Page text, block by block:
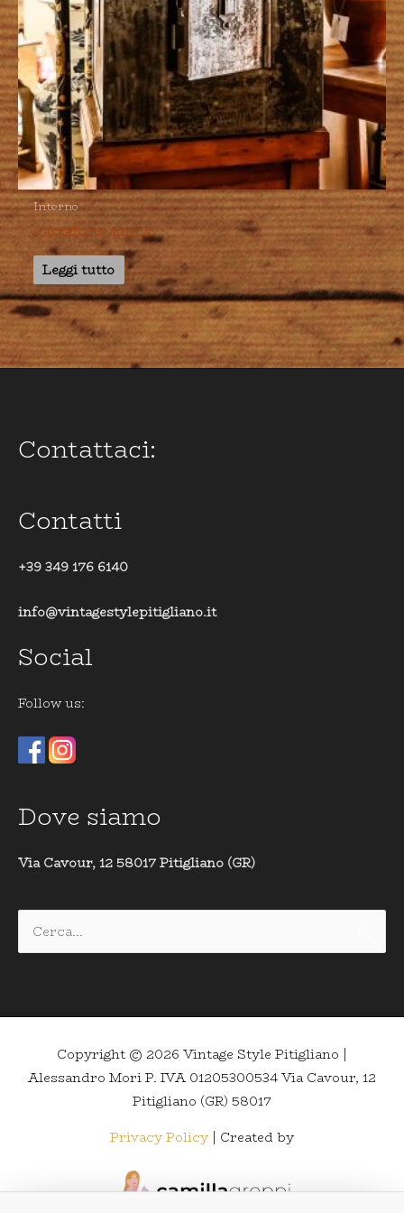
Interno
Cassaforte antica
Leggi tutto
Contattaci:
Contatti
+39 349 176 6140
info@vintagestylepitigliano.it
Social
Follow us:
Dove siamo
Via Cavour, 12 58017 Pitigliano (GR)
Cerca:
Copyright © 2026 Vintage Style Pitigliano |
Alessandro Mori P. IVA 01205300534 Via Cavour, 12
Pitigliano (GR) 58017
Privacy Policy | Created by